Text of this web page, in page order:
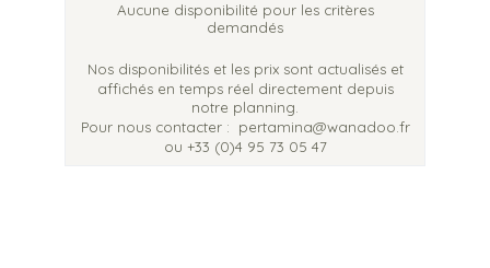
Aucune disponibilité pour les critères
demandés
Nos disponibilités et les prix sont actualisés et
affichés en temps réel directement depuis
notre planning.
Pour nous contacter :
pertamina@wanadoo.fr
ou +33 (0)4 95 73 05 47